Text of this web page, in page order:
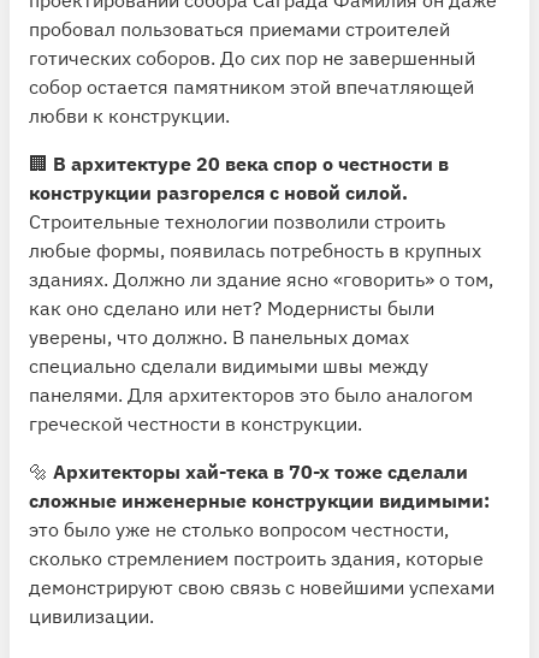
пробовал пользоваться приемами строителей
готических соборов. До сих пор не завершенный
собор остается памятником этой впечатляющей
любви к конструкции.
🏢 В архитектуре 20 века спор о честности в
конструкции разгорелся с новой силой.
Строительные технологии позволили строить
любые формы, появилась потребность в крупных
зданиях. Должно ли здание ясно «говорить» о том,
как оно сделано или нет? Модернисты были
уверены, что должно. В панельных домах
специально сделали видимыми швы между
панелями. Для архитекторов это было аналогом
греческой честности в конструкции.
🔩 Архитекторы хай-тека в 70-х тоже сделали
сложные инженерные конструкции видимыми:
это было уже не столько вопросом честности,
сколько стремлением построить здания, которые
демонстрируют свою связь с новейшими успехами
цивилизации.